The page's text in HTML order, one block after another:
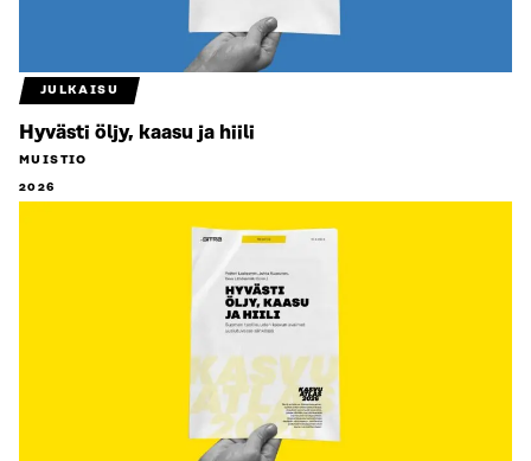
JULKAISU
Hyvästi öljy, kaasu ja hiili
MUISTIO
2026